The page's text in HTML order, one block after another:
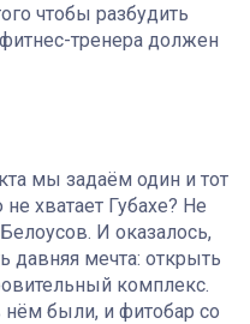
чтобы разбудить
тренера должен
мы задаём один и тот
хватает Губахе? Не
И оказалось,
давняя мечта: открыть
комплекс.
были, и фитобар со